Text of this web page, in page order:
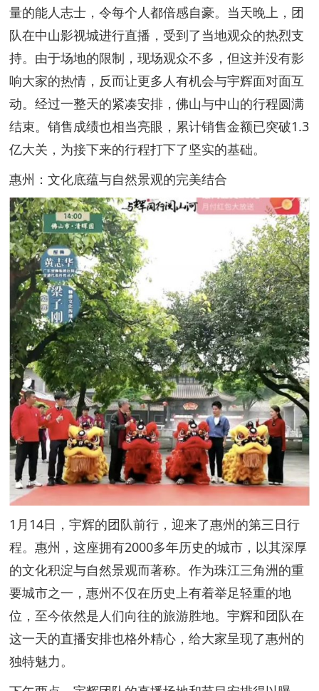
量的能人志士，令每个人都倍感自豪。当天晚上，团
队在中山影视城进行直播，受到了当地观众的热烈支
持。由于场地的限制，现场观众不多，但这并没有影
响大家的热情，反而让更多人有机会与宇辉面对面互
动。经过一整天的紧凑安排，佛山与中山的行程圆满
结束。销售成绩也相当亮眼，累计销售金额已突破1.3
亿大关，为接下来的行程打下了坚实的基础。
惠州：文化底蕴与自然景观的完美结合
1月14日，宇辉的团队前行，迎来了惠州的第三日行
程。惠州，这座拥有2000多年历史的城市，以其深厚
的文化积淀与自然景观而著称。作为珠江三角洲的重
要城市之一，惠州不仅在历史上有着举足轻重的地
位，至今依然是人们向往的旅游胜地。宇辉和团队在
这一天的直播安排也格外精心，给大家呈现了惠州的
独特魅力。